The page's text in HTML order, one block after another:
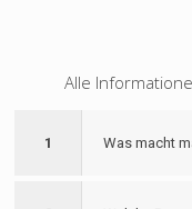
Alle
1 Was macht